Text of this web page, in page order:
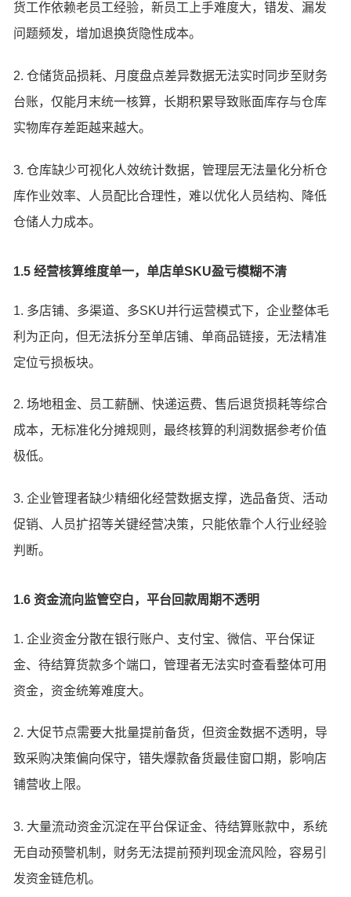
货工作依赖老员工经验，新员工上手难度大，错发、漏发
问题频发，增加退换货隐性成本。
2. 仓储货品损耗、月度盘点差异数据无法实时同步至财务
台账，仅能月末统一核算，长期积累导致账面库存与仓库
实物库存差距越来越大。
3. 仓库缺少可视化人效统计数据，管理层无法量化分析仓
库作业效率、人员配比合理性，难以优化人员结构、降低
仓储人力成本。
1.5 经营核算维度单一，单店单SKU盈亏模糊不清
1. 多店铺、多渠道、多SKU并行运营模式下，企业整体毛
利为正向，但无法拆分至单店铺、单商品链接，无法精准
定位亏损板块。
2. 场地租金、员工薪酬、快递运费、售后退货损耗等综合
成本，无标准化分摊规则，最终核算的利润数据参考价值
极低。
3. 企业管理者缺少精细化经营数据支撑，选品备货、活动
促销、人员扩招等关键经营决策，只能依靠个人行业经验
判断。
1.6 资金流向监管空白，平台回款周期不透明
1. 企业资金分散在银行账户、支付宝、微信、平台保证
金、待结算货款多个端口，管理者无法实时查看整体可用
资金，资金统筹难度大。
2. 大促节点需要大批量提前备货，但资金数据不透明，导
致采购决策偏向保守，错失爆款备货最佳窗口期，影响店
铺营收上限。
3. 大量流动资金沉淀在平台保证金、待结算账款中，系统
无自动预警机制，财务无法提前预判现金流风险，容易引
发资金链危机。